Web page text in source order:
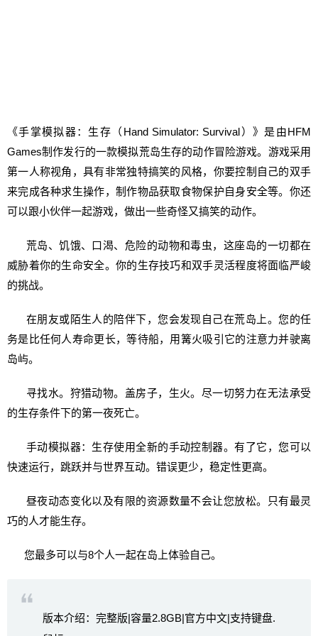
《手掌模拟器：生存（Hand Simulator: Survival）》是由HFM
Games制作发行的一款模拟荒岛生存的动作冒险游戏。游戏采用
第一人称视角，具有非常独特搞笑的风格，你要控制自己的双手
来完成各种求生操作，制作物品获取食物保护自身安全等。你还
可以跟小伙伴一起游戏，做出一些奇怪又搞笑的动作。
荒岛、饥饿、口渴、危险的动物和毒虫，这座岛的一切都在
威胁着你的生命安全。你的生存技巧和双手灵活程度将面临严峻
的挑战。
在朋友或陌生人的陪伴下，您会发现自己在荒岛上。您的任
务是比任何人寿命更长，等待船，用篝火吸引它的注意力并驶离
岛屿。
寻找水。狩猎动物。盖房子，生火。尽一切努力在无法承受
的生存条件下的第一夜死亡。
手动模拟器：生存使用全新的手动控制器。有了它，您可以
快速运行，跳跃并与世界互动。错误更少，稳定性更高。
昼夜动态变化以及有限的资源数量不会让您放松。只有最灵
巧的人才能生存。
您最多可以与8个人一起在岛上体验自己。
版本介绍：完整版|容量2.8GB|官方中文|支持键盘.